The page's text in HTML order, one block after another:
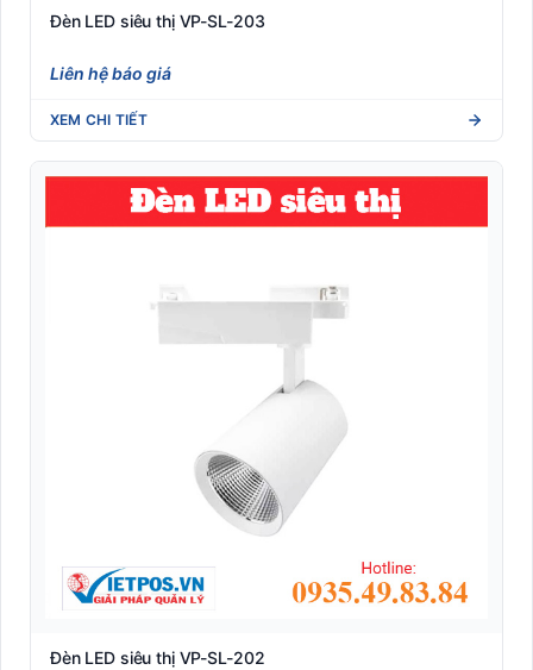
Máy tính tiền POS
Máy tuần tra
Nhãn A4 self-adhesive văn phòng (Sticker Sheet)
Nhãn Dymo compatible (LabelWriter/4XL)
Nhãn Linerless không lót (Eco-friendly)
Nhãn Shipping vận chuyển quốc tế (DHL/UPS/FedEx)
Nhãn y tế dược phẩm (Blood tube, Medicine label)
Nhận dạng sinh trắc học
Robot Phục Vụ Nhà Hàng
Tem phụ hàng nhập khẩu (Tuân thủ NĐ 43/2017)
Đèn LED siêu thị VP-SL-203
Liên hệ báo giá
XEM CHI TIẾT
Đèn LED siêu thị VP-SL-202